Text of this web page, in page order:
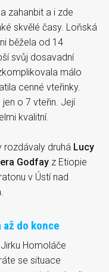
zahanbit a i zde
skvělé časy. Loňská
běžela od 14
svůj dosavadní
málo
cenné vteřinky.
o 7 vteřin. Její
kvalitní.
rozdávaly druhá Lucy
Godfay z Etiopie
v Ústí nad
do konce
Homoláče
se situace